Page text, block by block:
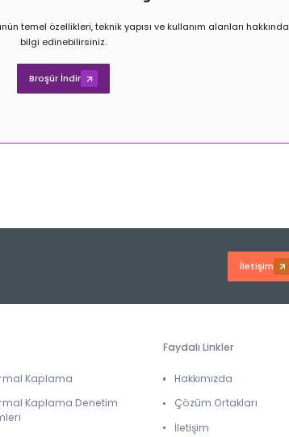
temel özellikleri, teknik yapısı ve kullanım alanları hakkında
bilgi edinebilirsiniz.
Broşür İndir
İletişim
Kaplama
Kaplama Denetim
Faydalı Linkler
Hakkımızda
Çözüm Ortakları
İletişim